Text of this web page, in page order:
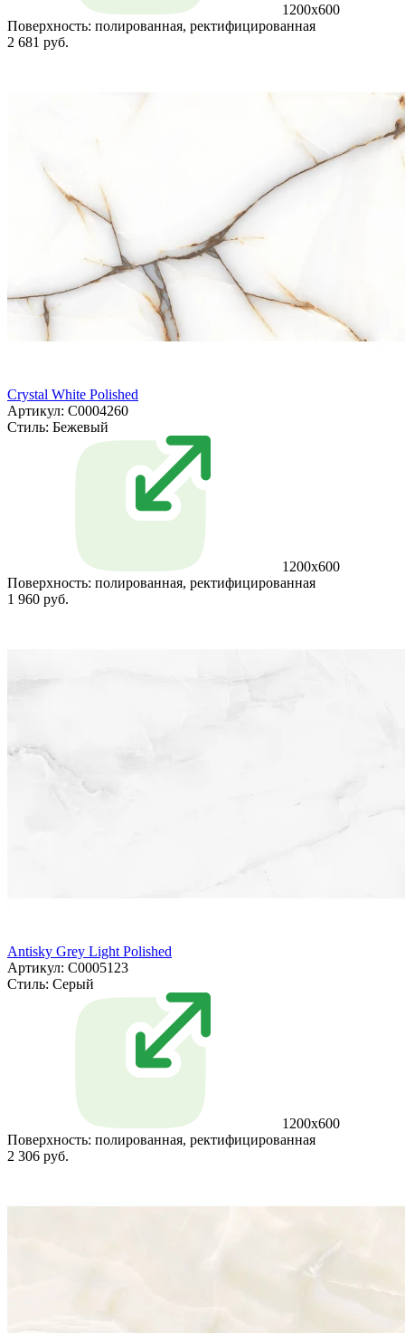
1200x600
Поверхность: полированная, ректифицированная
2 681 руб.
Crystal White Polished
Артикул: С0004260
Стиль: Бежевый
1200x600
Поверхность: полированная, ректифицированная
1 960 руб.
Antisky Grey Light Polished
Артикул: С0005123
Стиль: Серый
1200x600
Поверхность: полированная, ректифицированная
2 306 руб.